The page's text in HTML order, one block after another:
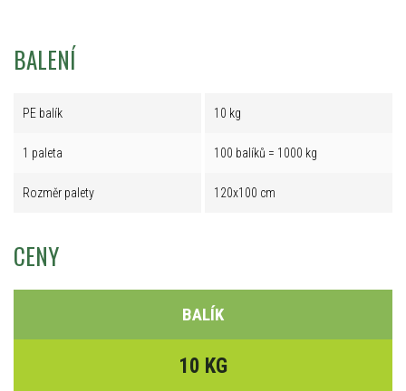
BALENÍ
PE balík 10 kg
1 paleta 100 balíků = 1000 kg
Rozměr palety 120x100 cm
CENY
BALÍK
10 KG